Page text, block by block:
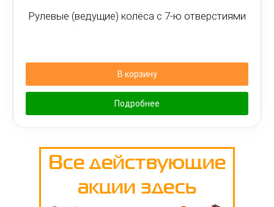
Рулевые (ведущие) колёса с 7-ю отверстиями
В корзину
Подробнее